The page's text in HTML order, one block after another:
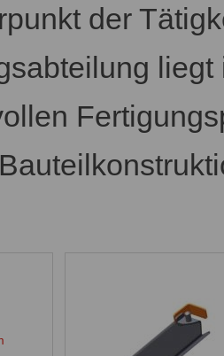
der